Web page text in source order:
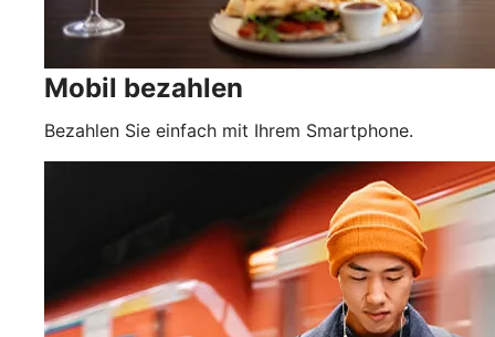
Mobil bezahlen
Bezahlen Sie einfach mit Ihrem Smartphone.